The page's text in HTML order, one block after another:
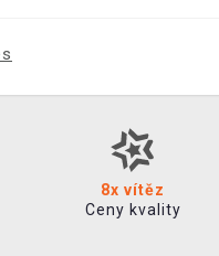
8x vítěz
Ceny kvality